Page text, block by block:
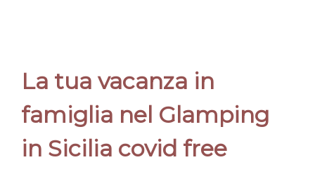
La tua vacanza in
famiglia nel Glamping
in Sicilia covid free